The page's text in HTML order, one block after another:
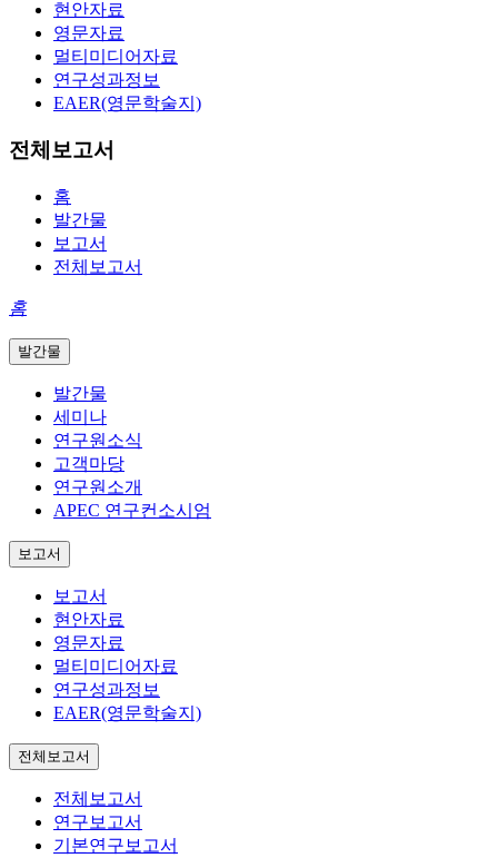
현안자료
영문자료
멀티미디어자료
연구성과정보
EAER(영문학술지)
전체보고서
홈
발간물
보고서
전체보고서
홈
발간물
발간물
세미나
연구원소식
고객마당
연구원소개
APEC 연구컨소시엄
보고서
보고서
현안자료
영문자료
멀티미디어자료
연구성과정보
EAER(영문학술지)
전체보고서
전체보고서
연구보고서
기본연구보고서